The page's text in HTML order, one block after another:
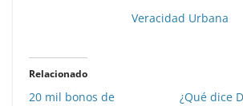
Veracidad Urbana
Relacionado
20 mil bonos de
¿Qué dice